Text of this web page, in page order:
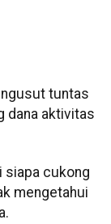
tuntas
dana aktivitas
siapa cukong
mengetahui